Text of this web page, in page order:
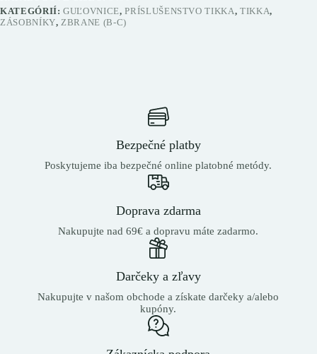
KATEGÓRIÍ:GUĽOVNICE,PRÍSLUŠENSTVO TIKKA, TIKKA,
ZÁSOBNÍKY, ZBRANE (B-C)
Bezpečné platby
Poskytujeme iba bezpečné online platobné metódy.
Doprava zdarma
Nakupujte nad 69€ a dopravu máte zadarmo.
Darčeky a zľavy
Nakupujte v našom obchode a získate darčeky a/alebo
kupóny.